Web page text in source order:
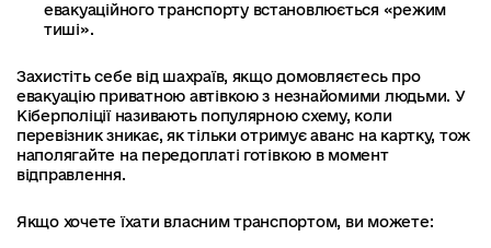
евакуаційного транспорту встановлюється «режим
тиші».
Захистіть себе від шахраїв, якщо домовляєтесь про
евакуацію приватною автівкою з незнайомими людьми. У
Кіберполіції називають популярною схему, коли
перевізник зникає, як тільки отримує аванс на картку, тож
наполягайте на передоплаті готівкою в момент
відправлення.
Якщо хочете їхати власним транспортом, ви можете: